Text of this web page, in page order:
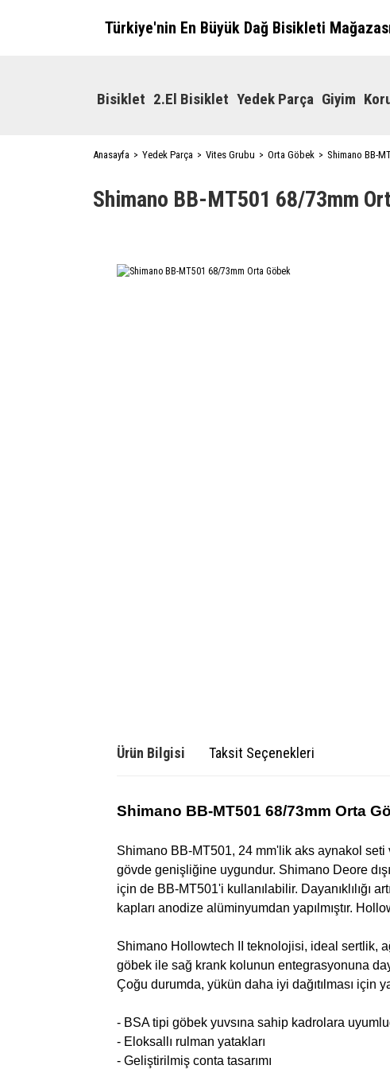
Türkiye'nin En Büyük Dağ Bisikleti
Bisiklet 2.El Bisiklet Yedek Parça Giyim
Anasayfa Yedek Parça Vites Grubu Orta Göbek Shimano BB-
Shimano BB-MT501 68/73mm
Ürün Bilgisi Taksit Seçenekleri
Shimano BB-MT501 68/73mm Orta
Shimano BB-MT501, 24 mm'lik aks aynakol seti
gövde genişliğine uygundur. Shimano Deore
için de BB-MT501'i kullanılabilir. Dayanıklılığı
kapları anodize alüminyumdan yapılmıştır.
Shimano Hollowtech II teknolojisi, ideal sertlik,
göbek ile sağ krank kolunun entegrasyonuna
Çoğu durumda, yükün daha iyi dağıtılması için
- BSA tipi göbek yuvsına sahip kadrolara
- Eloksallı rulman yatakları
- Geliştirilmiş conta tasarımı